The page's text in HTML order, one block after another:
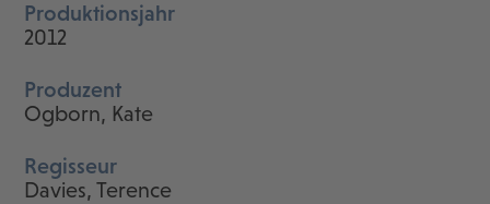
Produktionsjahr
2012
Produzent
Ogborn, Kate
Regisseur
Davies, Terence